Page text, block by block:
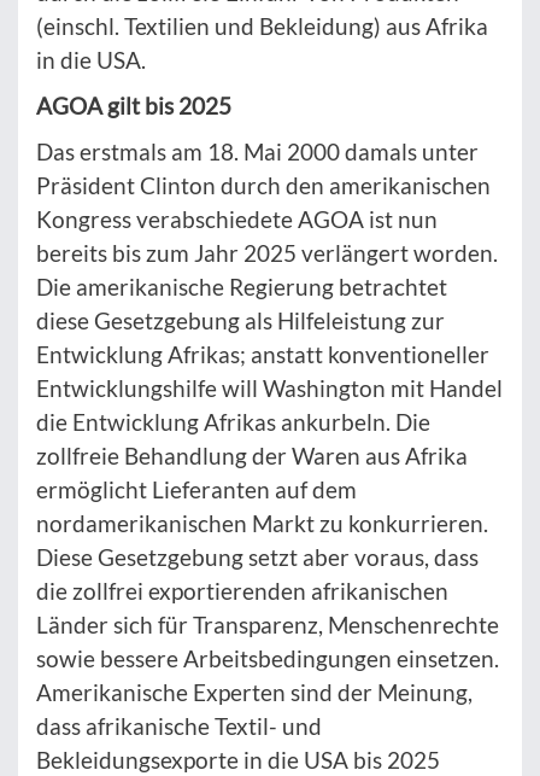
(einschl. Textilien und Bekleidung) aus Afrika
in die USA.
AGOA gilt bis 2025
Das erstmals am 18. Mai 2000 damals unter
Präsident Clinton durch den amerikanischen
Kongress verabschiedete AGOA ist nun
bereits bis zum Jahr 2025 verlängert worden.
Die amerikanische Regierung betrachtet
diese Gesetzgebung als Hilfeleistung zur
Entwicklung Afrikas; anstatt konventioneller
Entwicklungshilfe will Washington mit Handel
die Entwicklung Afrikas ankurbeln. Die
zollfreie Behandlung der Waren aus Afrika
ermöglicht Lieferanten auf dem
nordamerikanischen Markt zu konkurrieren.
Diese Gesetzgebung setzt aber voraus, dass
die zollfrei exportierenden afrikanischen
Länder sich für Transparenz, Menschenrechte
sowie bessere Arbeitsbedingungen einsetzen.
Amerikanische Experten sind der Meinung,
dass afrikanische Textil- und
Bekleidungsexporte in die USA bis 2025